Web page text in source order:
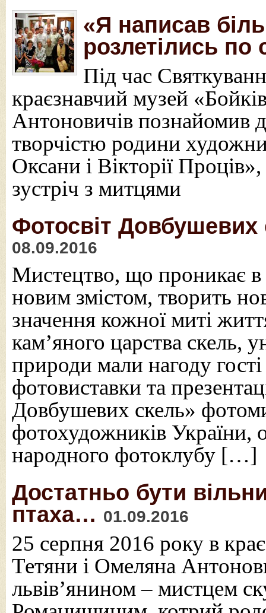
«Я написав
розлетілись по
Під час
краєзнавчий музей
Антоновичів познайомив
творчістю родини
Оксани і Вікторії
зустріч з митцями
Фотосвіт
08.09.2016
Мистецтво, що проникає в
новим змістом, творить
значення кожної миті
кам’яного царства скель,
природи мали нагоду
фотовиставки та
Довбушевих скель»
фотохудожників України,
народного фотоклубу […]
Достатньо бути
птаха… 01.09.2016
25 серпня 2016 року в
Тетяни і Омеляна
львів’янином – мистцем